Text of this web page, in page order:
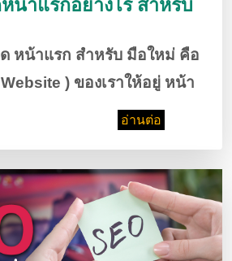
น้าแรกอย่างไร สำหรับ
หน้าแรก สำหรับ มือใหม่ คือ
) ของเราให้อยู่ หน้า
( กูเกิล ) หากเว็บไซต์ของเราติด
าเชื่อถือให้คนที่เข้ามาดู
กด้วย
อ่านต่อ